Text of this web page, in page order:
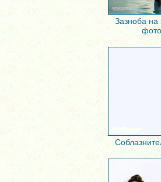
Зазноба на